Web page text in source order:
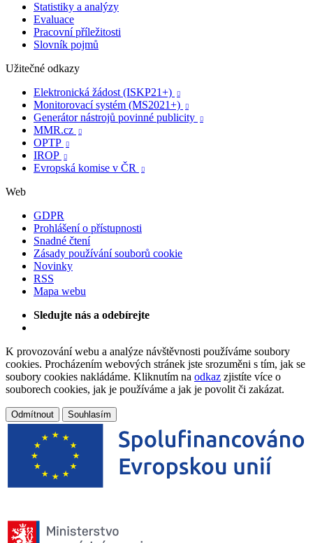
Statistiky a analýzy
Evaluace
Pracovní příležitosti
Slovník pojmů
Užitečné odkazy
Elektronická žádost (ISKP21+)

Monitorovací systém (MS2021+) 
Generátor nástrojů povinné publicity 
MMR.cz 
OPTP 
IROP 
Evropská komise v ČR 
Web
GDPR
Prohlášení o přístupnosti
Snadné čtení
Zásady používání souborů cookie
Novinky
RSS
Mapa webu
Sledujte nás a odebírejte
K provozování webu a analýze návštěvnosti používáme soubory
cookies. Procházením webových stránek jste srozuměni s tím, jak se
soubory cookies nakládáme. Kliknutím na odkaz zjistíte více o
souborech cookies, jak je používáme a jak je povolit či zakázat.
Odmítnout Souhlasím